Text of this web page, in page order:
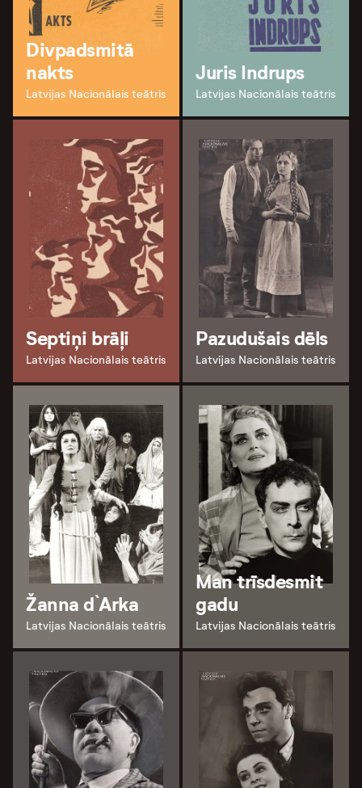
Divpadsmitā
nakts
Latvijas Nacionālais teātris
Juris Indrups
Latvijas Nacionālais teātris
Septiņi brāļi
Latvijas Nacionālais teātris
Pazudušais dēls
Latvijas Nacionālais teātris
Žanna d`Arka
Latvijas Nacionālais teātris
Man trīsdesmit
gadu
Latvijas Nacionālais teātris